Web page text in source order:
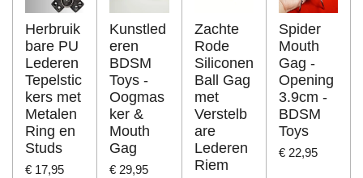
Herbruik
bare PU
Lederen
Tepelstic
kers met
Metalen
Ring en
Studs
€ 17,95
Kunstled
eren
BDSM
Toys -
Oogmas
ker &
Mouth
Gag
€ 29,95
Zachte
Rode
Siliconen
Ball Gag
met
Verstelb
are
Lederen
Riem
Spider
Mouth
Gag -
Opening
3.9cm -
BDSM
Toys
€ 22,95